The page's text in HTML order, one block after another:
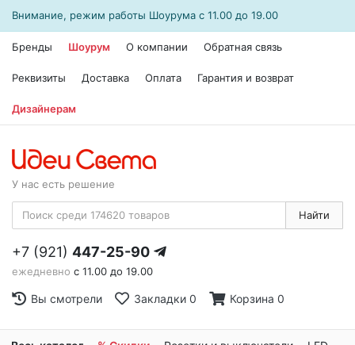
Внимание, режим работы Шоурума с 11.00 до 19.00
Бренды Шоурум О компании Обратная связь
Реквизиты Доставка Оплата Гарантия и возврат
Дизайнерам
У нас есть решение
Найти
+7 (921) 447-25-90
ежедневно с 11.00 до 19.00
Вы смотрели Закладки 0 Корзина 0